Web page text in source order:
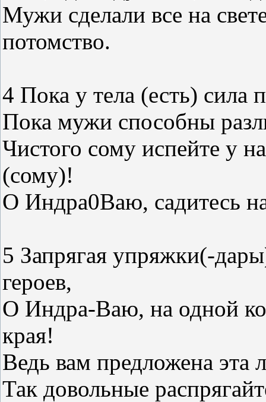
Мужи сделали все на
потомство.
4 Пока у тела (есть) сила
Пока мужи способны
Чистого сому испейте у
(сому)!
О Индра0Ваю, садитесь
5 Запрягая упряжки(-
героев,
О Индра-Ваю, на одной
края!
Ведь вам предложена эта
Так довольные